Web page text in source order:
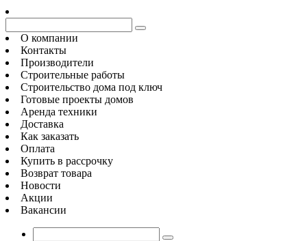
О компании
Контакты
Производители
Строительные работы
Строительство дома под ключ
Готовые проекты домов
Аренда техники
Доставка
Как заказать
Оплата
Купить в рассрочку
Возврат товара
Новости
Акции
Вакансии